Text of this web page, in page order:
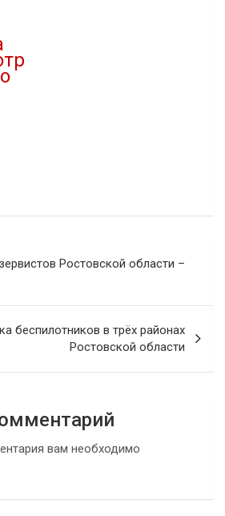
Ростовской области –
беспилотников в трёх районах
Ростовской области
вам необходимо